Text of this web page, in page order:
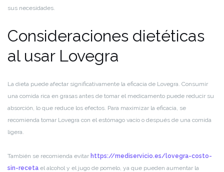
sus necesidades.
Consideraciones dietéticas
al usar Lovegra
La dieta puede afectar significativamente la eficacia de Lovegra. Consumir
una comida rica en grasas antes de tomar el medicamento puede reducir su
absorción, lo que reduce los efectos. Para maximizar la eficacia, se
recomienda tomar Lovegra con el estómago vacío o después de una comida
ligera.
También se recomienda evitar https://mediservicio.es/lovegra-costo-
sin-receta el alcohol y el jugo de pomelo, ya que pueden aumentar la